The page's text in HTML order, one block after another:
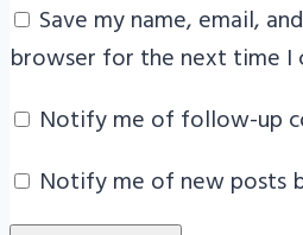
Save my name, email,
browser for the next time I
Notify me of follow-up
Notify me of new posts